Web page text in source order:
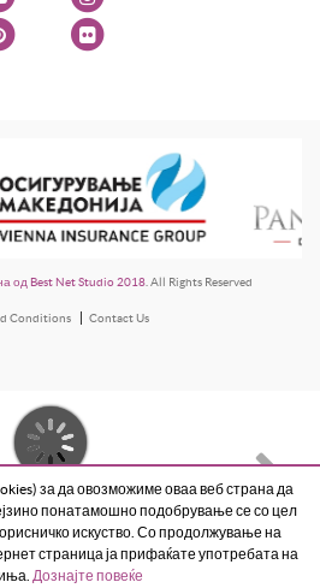
од Best Net Studio 2018. All Rights Reserved
Conditions Contact Us
за да овозможиме оваа веб страна да
понатамошно подобрување се со цел
искуство. Со продолжување на
страница ја прифаќате употребата на
Дознајте повеќе